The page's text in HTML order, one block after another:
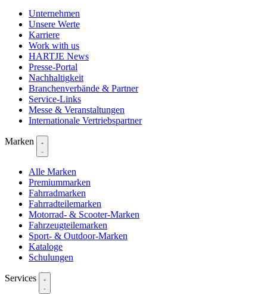
Unternehmen
Unsere Werte
Karriere
Work with us
HARTJE News
Presse-Portal
Nachhaltigkeit
Branchenverbände & Partner
Service-Links
Messe & Veranstaltungen
Internationale Vertriebspartner
Marken
Alle Marken
Premiummarken
Fahrradmarken
Fahrradteilemarken
Motorrad- & Scooter-Marken
Fahrzeugteilemarken
Sport- & Outdoor-Marken
Kataloge
Schulungen
Services